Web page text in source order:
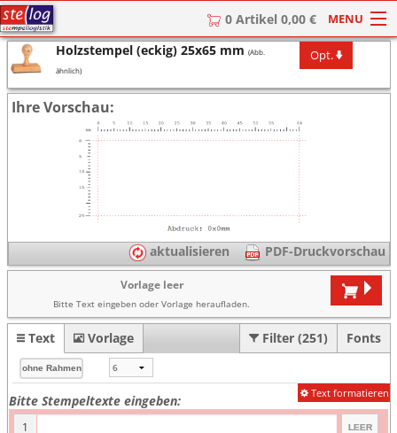
0 Artikel 0,00 € MENU
HOME
Stempel
Stempel-Textplatten
Stempelzubehör
Holzstempel (eckig) 25x65 mm (Abb.
ähnlich)
Opt.
Ihre Vorschau:
aktualisieren PDF-Druckvorschau
Vorlage leer
Bitte Text eingeben oder Vorlage heraufladen.
Text Vorlage Fonts
Filter (251)
Bitte Stempeltexte eingeben:
1
Text formatieren